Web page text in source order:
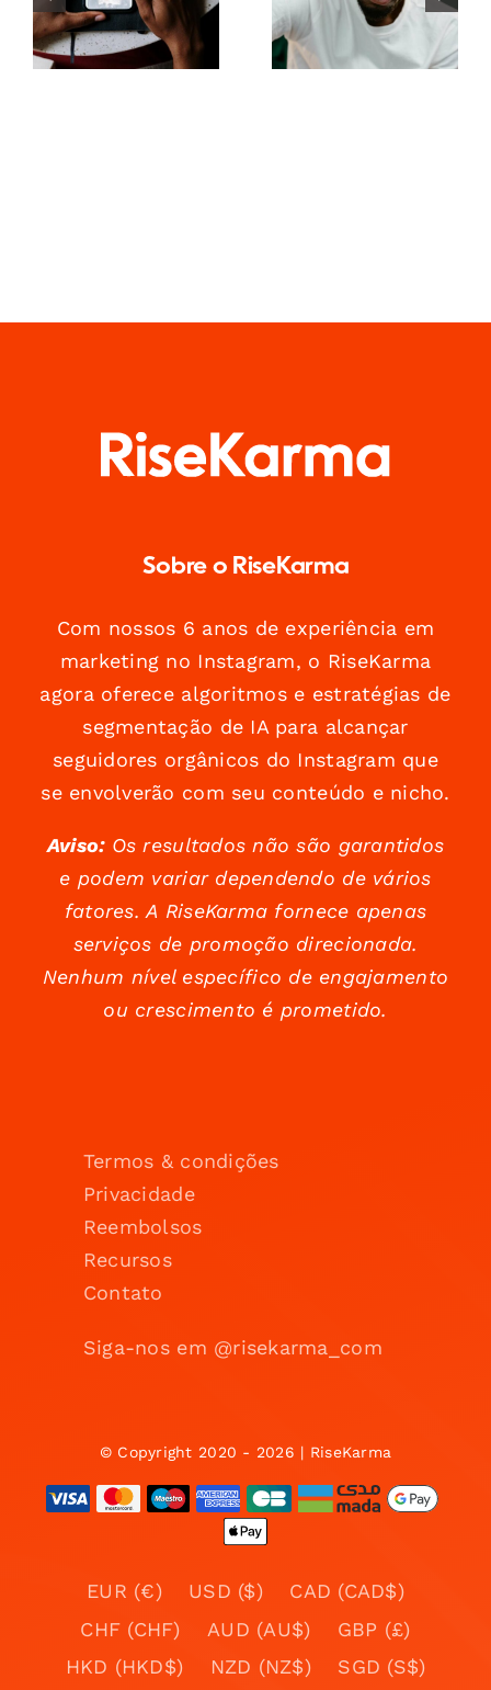
e criar posts
envolventes
no
para
Entender o
Algoritmo
Sobre o RiseKarma
Com nossos 6 anos de experiência em
marketing no Instagram, o RiseKarma
agora oferece algoritmos e estratégias de
segmentação de IA para alcançar
seguidores orgânicos do Instagram que
se envolverão com seu conteúdo e nicho.
Aviso:Os resultados não são garantidos
e podem variar dependendo de vários
fatores. A RiseKarma fornece apenas
serviços de promoção direcionada.
Nenhum nível específico de engajamento
ou crescimento é prometido.
Termos & condições
Privacidade
Reembolsos
Recursos
Contato
Siga-nos em @risekarma_com
© Copyright 2020 - 2026 | RiseKarma
EUR (€) USD ($)
CAD (CAD$)
CHF (CHF)
AUD (AU$)
GBP (£)
HKD (HKD$)
NZD (NZ$)
SGD (S$)